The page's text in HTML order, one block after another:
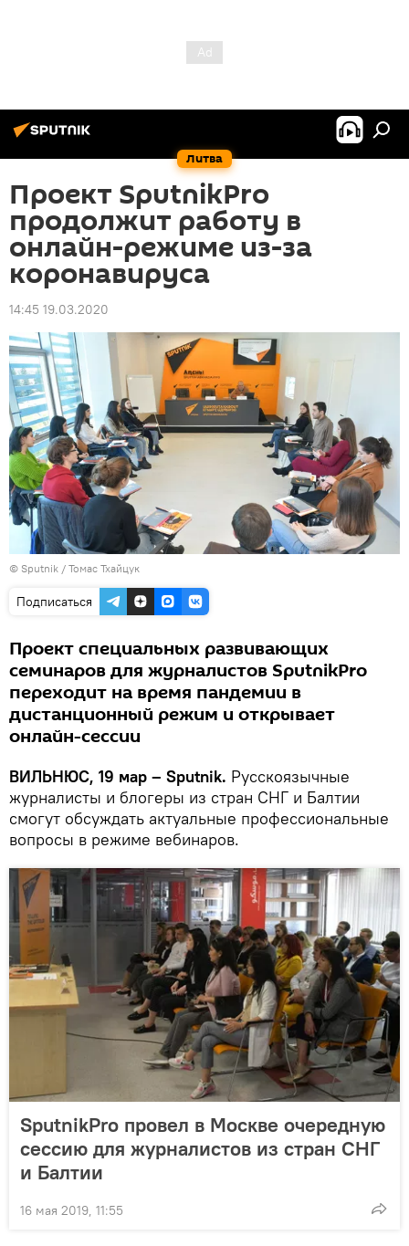
Литва
Проект SputnikPro
продолжит работу в
онлайн-режиме из-за
коронавируса
14:45 19.03.2020
© Sputnik / Томас Тхайцук
Подписаться
Проект специальных развивающих
семинаров для журналистов SputnikPro
переходит на время пандемии в
дистанционный режим и открывает
онлайн-сессии
ВИЛЬНЮС, 19 мар – Sputnik. Русскоязычные
журналисты и блогеры из стран СНГ и Балтии
смогут обсуждать актуальные профессиональные
вопросы в режиме вебинаров.
SputnikPro провел в Москве очередную
сессию для журналистов из стран СНГ
и Балтии
16 мая 2019, 11:55